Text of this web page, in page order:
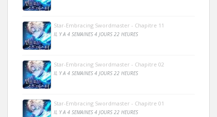
Star-Embracing Swordmaster - Chapitre 11
IL Y A 4 SEMAINES 4 JOURS 22 HEURES
Star-Embracing Swordmaster - Chapitre 02
IL Y A 4 SEMAINES 4 JOURS 22 HEURES
Star-Embracing Swordmaster - Chapitre 01
IL Y A 4 SEMAINES 4 JOURS 22 HEURES